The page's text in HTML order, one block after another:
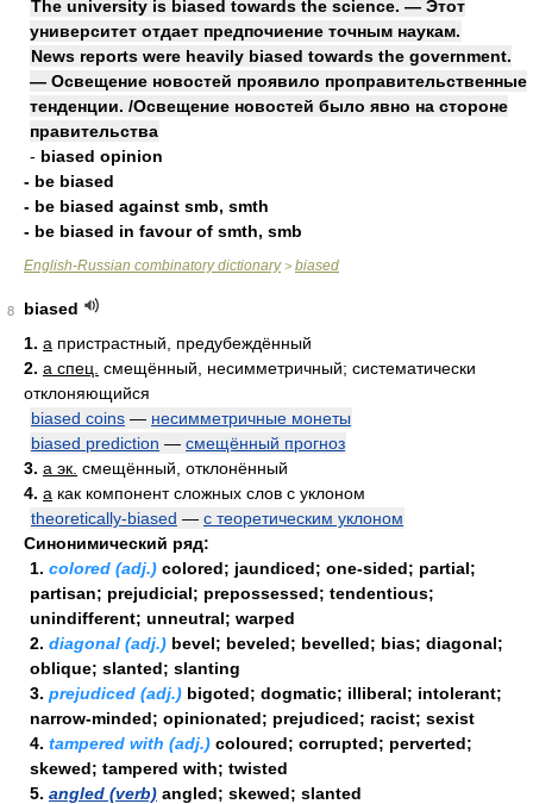
The university is biased towards the science. — Этот
университет отдает предпочиение точным наукам.
News reports were heavily biased towards the government.
— Освещение новостей проявило проправительственные
тенденции. /Освещение новостей было явно на стороне
правительства
- biased opinion
- be biased
- be biased against smb, smth
- be biased in favour of smth, smb
English-Russian combinatory dictionary> biased
8
biased
1. a пристрастный, предубеждённый
2. a спец. смещённый, несимметричный; систематически
отклоняющийся
biased coins — несимметричные монеты
biased prediction — смещённый прогноз
3. a эк. смещённый, отклонённый
4. a как компонент сложных слов с уклоном
theoretically-biased — с теоретическим уклоном
Синонимический ряд:
1. colored (adj.) colored; jaundiced; one-sided; partial;
partisan; prejudicial; prepossessed; tendentious;
unindifferent; unneutral; warped
2. diagonal (adj.) bevel; beveled; bevelled; bias; diagonal;
oblique; slanted; slanting
3. prejudiced (adj.) bigoted; dogmatic; illiberal; intolerant;
narrow-minded; opinionated; prejudiced; racist; sexist
4. tampered with (adj.) coloured; corrupted; perverted;
skewed; tampered with; twisted
5. angled (verb) angled; skewed; slanted